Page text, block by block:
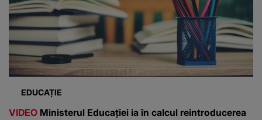
EDUCAȚIE
VIDEO Ministerul Educației ia în calcul reintroducerea